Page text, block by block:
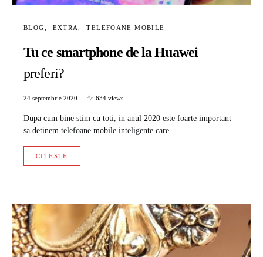
BLOG EXTRA TELEFOANE MOBILE
Tu ce smartphone de la Huawei
preferi?
24 septembrie 2020 634 views
Dupa cum bine stim cu toti, in anul 2020 este foarte important
sa detinem telefoane mobile inteligente care…
CITESTE